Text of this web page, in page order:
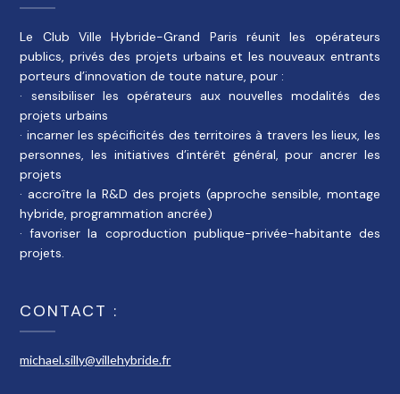
Le Club Ville Hybride-Grand Paris réunit les opérateurs
publics, privés des projets urbains et les nouveaux entrants
porteurs d’innovation de toute nature, pour :
· sensibiliser les opérateurs aux nouvelles modalités des
projets urbains
· incarner les spécificités des territoires à travers les lieux, les
personnes, les initiatives d’intérêt général, pour ancrer les
projets
· accroître la R&D des projets (approche sensible, montage
hybride, programmation ancrée)
· favoriser la coproduction publique-privée-habitante des
projets.
CONTACT :
michael.silly@villehybride.fr